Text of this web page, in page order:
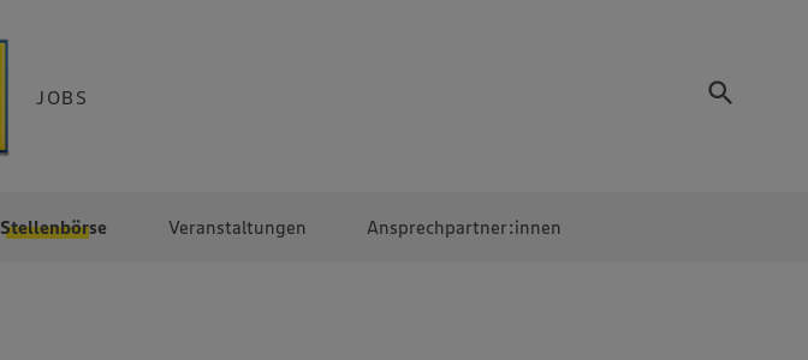
JOBS
Stellenbörse Veranstaltungen Ansprechpartner:innen